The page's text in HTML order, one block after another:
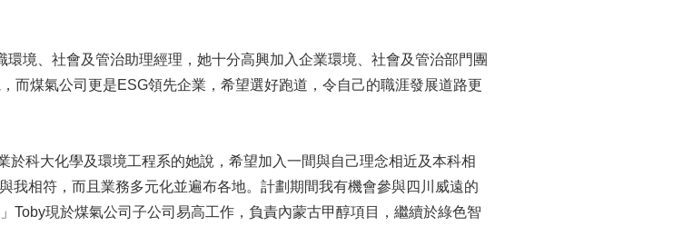
境、社會及管治助理經理，她十分高興加入企業環境、社會及管治部門團
而煤氣公司更是ESG領先企業，希望選好跑道，令自己的職涯發展道路更
科大化學及環境工程系的她說，希望加入一間與自己理念相近及本科相
我相符，而且業務多元化並遍布各地。計劃期間我有機會參與四川威遠的
Toby現於煤氣公司子公司易高工作，負責內蒙古甲醇項目，繼續於綠色智